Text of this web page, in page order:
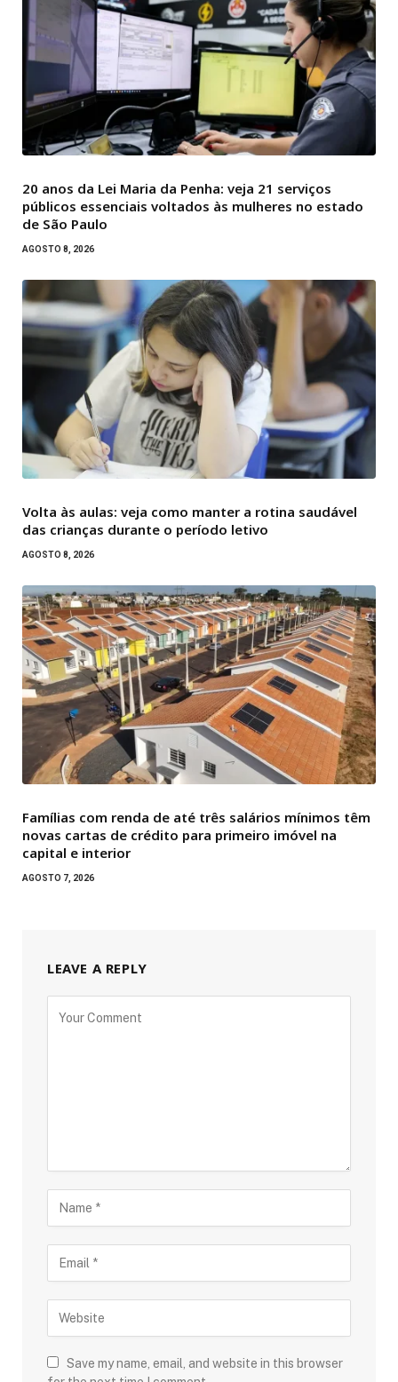
20 anos da Lei Maria da Penha: veja 21 serviços
públicos essenciais voltados às mulheres no estado
de São Paulo
AGOSTO 8, 2026
Volta às aulas: veja como manter a rotina saudável
das crianças durante o período letivo
AGOSTO 8, 2026
Famílias com renda de até três salários mínimos têm
novas cartas de crédito para primeiro imóvel na
capital e interior
AGOSTO 7, 2026
LEAVE A REPLY
Save my name, email, and website in this browser